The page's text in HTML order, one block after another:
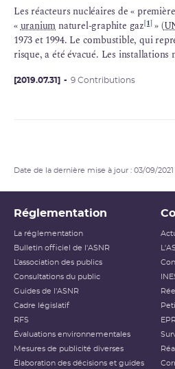
Les réacteurs nucléaires de «
«uraniumnaturel-graphite gaz[1]» (
1973 et 1994. Le combustible, qui
risque, a été évacué. Les installations
[2019.07.31] 9 Contributions
Date de la dernière mise à jour : 03/09/2021
Réglementation
La réglementation
Bulletin officiel de l'ASNR
L’association des publics
Consultations du public
Guides de l'ASNR
Cadre législatif
RFS
Évaluations environnementales
Mesures de publicité diverses
Élaboration des décisions et guides